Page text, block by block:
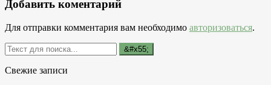
Добавить коментарий
Для отправки комментария вам необходимо авторизоваться.
Свежие записи